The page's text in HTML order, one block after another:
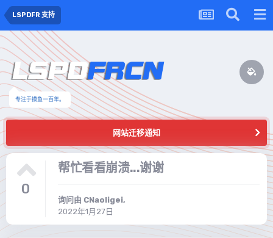
LSPDFR 支持
专注于摸鱼一百年。
网站迁移通知
0
帮忙看看崩溃...谢谢
询问由 CNaoligei,
2022年1月27日